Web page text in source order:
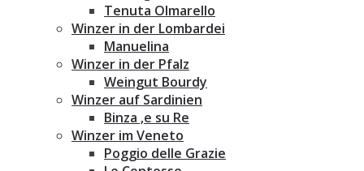
Tenuta Olmarello
Winzer in der Lombardei
Manuelina
Winzer in der Pfalz
Weingut Bourdy
Winzer auf Sardinien
Binza ‚e su Re
Winzer im Veneto
Poggio delle Grazie